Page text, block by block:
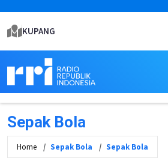
KUPANG
Sepak Bola
Home Sepak Bola Sepak Bola